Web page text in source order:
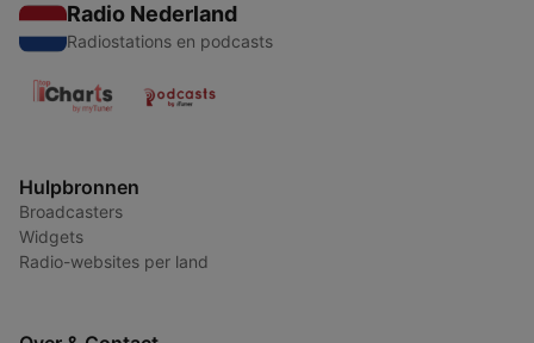
Radio Nederland
Radiostations en podcasts
Hulpbronnen
Broadcasters
Widgets
Radio-websites per land